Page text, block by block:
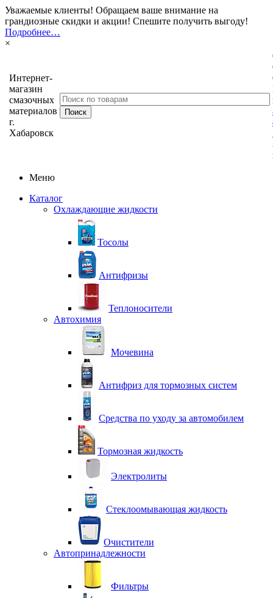
Уважаемые клиенты! Обращаем ваше внимание на
грандиозные скидки и акции! Спешите получить выгоду!
Подробнее…
×
Интернет-
магазин
смазочных
материалов
г.
Хабаровск
Меню
Каталог
Охлаждающие жидкости
Тосолы
Антифризы
Теплоносители
Автохимия
Мочевина
Антифриз для тормозных систем
Средства по уходу за автомобилем
Тормозная жидкость
Электролиты
Стеклоомывающая жидкость
Очистители
Автопринадлежности
Фильтры